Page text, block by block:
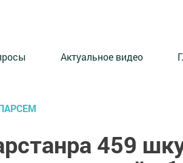
Актуальное видео
459